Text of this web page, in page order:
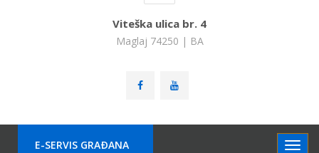
Viteška ulica br. 4
Maglaj 74250 | BA
E-SERVIS GRAÐANA